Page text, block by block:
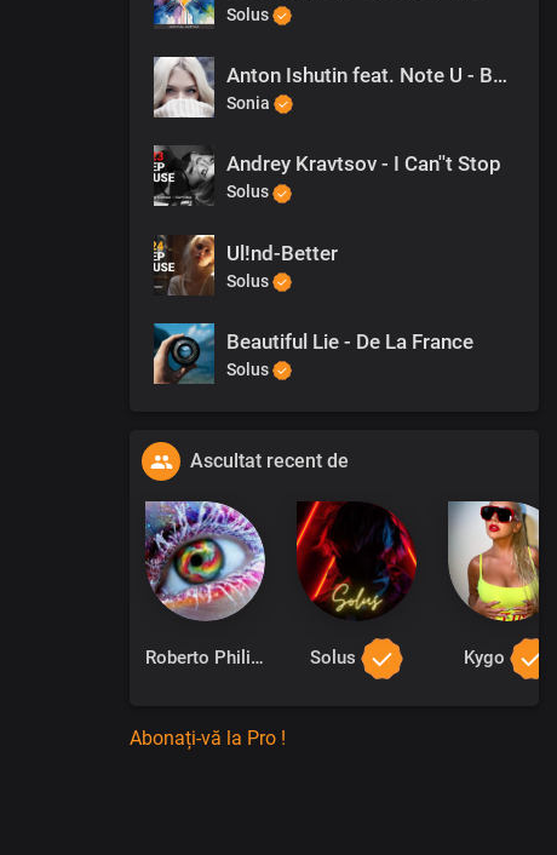
Solus
Anton Ishutin feat. Note U - Be My Lover
Sonia
Andrey Kravtsov - I Can''t Stop
Solus
Ul!nd-Better
Solus
Beautiful Lie - De La France
Solus
Ascultat recent de
Roberto Philips Solus Kygo
Abonați-vă la Pro !